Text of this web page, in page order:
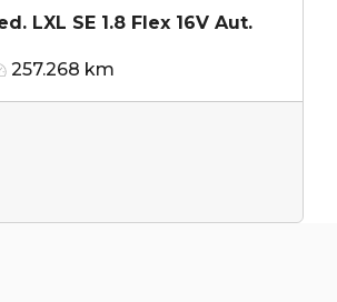
LXL SE 1.8 Flex 16V Aut.
257.268 km